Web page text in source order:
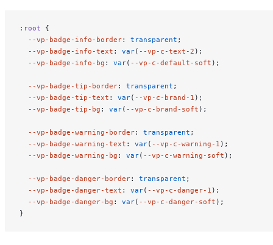
:root {
  --vp-badge-info-border
: transparent ;
  --vp-badge-info-text
: var( --vp-c-text-2 );
  --vp-badge-info-bg
: var( --vp-c-default-soft );
  --vp-badge-tip-border
: transparent ;
  --vp-badge-tip-text
: var( --vp-c-brand-1 );
  --vp-badge-tip-bg
: var( --vp-c-brand-soft );
  --vp-badge-warning-border
: transparent ;
  --vp-badge-warning-text
: var( --vp-c-warning-1 );
  --vp-badge-warning-bg
: var( --vp-c-warning-soft );
  --vp-badge-danger-border
: transparent ;
  --vp-badge-danger-text
: var( --vp-c-danger-1 );
  --vp-badge-danger-bg
: var( --vp-c-danger-soft );
}